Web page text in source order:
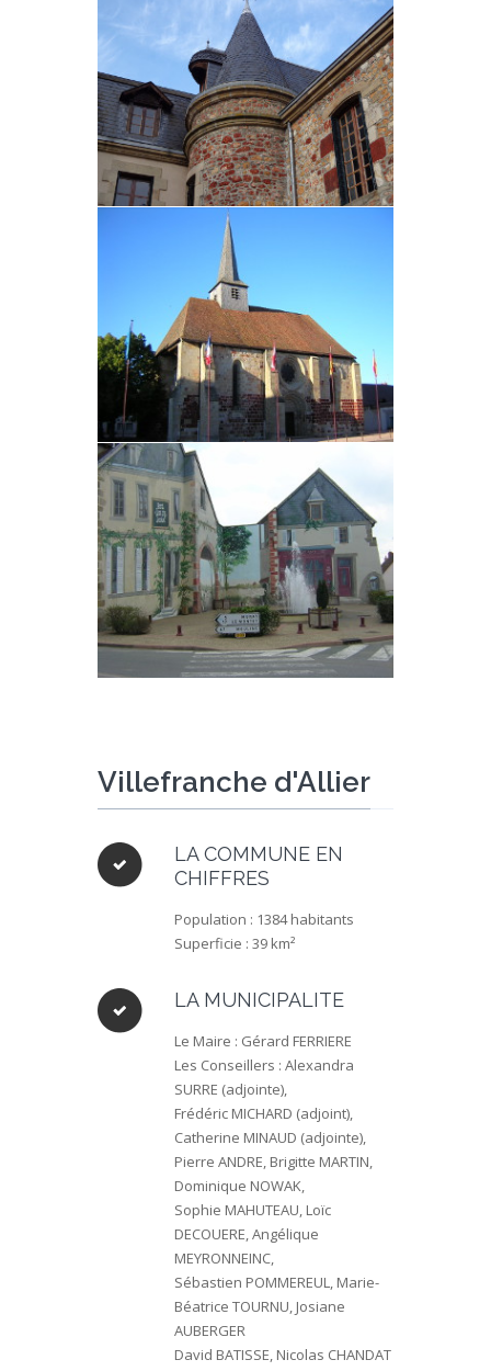
Villefranche d'Allier
LA COMMUNE EN
CHIFFRES
Population : 1384 habitants
Superficie : 39 km²
LA MUNICIPALITE
Le Maire : Gérard FERRIERE
Les Conseillers : Alexandra
SURRE (adjointe),
Frédéric MICHARD (adjoint),
Catherine MINAUD (adjointe),
Pierre ANDRE, Brigitte MARTIN,
Dominique NOWAK,
Sophie MAHUTEAU, Loïc
DECOUERE, Angélique
MEYRONNEINC,
Sébastien POMMEREUL, Marie-
Béatrice TOURNU, Josiane
AUBERGER
David BATISSE, Nicolas CHANDAT